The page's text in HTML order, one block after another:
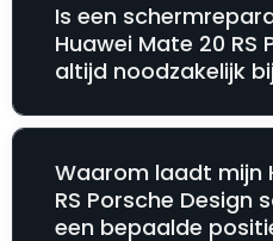
Is een
Huawei Mate 20 RS
altijd noodzakelijk
Waarom laadt mijn
RS Porsche Design
een bepaalde